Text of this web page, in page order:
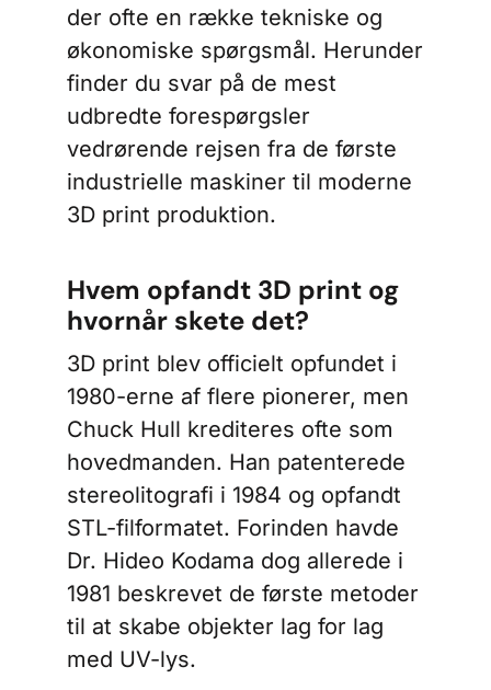
der ofte en række tekniske og
økonomiske spørgsmål. Herunder
finder du svar på de mest
udbredte forespørgsler
vedrørende rejsen fra de første
industrielle maskiner til moderne
3D print produktion.
Hvem opfandt 3D print og
hvornår skete det?
3D print blev officielt opfundet i
1980-erne af flere pionerer, men
Chuck Hull krediteres ofte som
hovedmanden. Han patenterede
stereolitografi i 1984 og opfandt
STL-filformatet. Forinden havde
Dr. Hideo Kodama dog allerede i
1981 beskrevet de første metoder
til at skabe objekter lag for lag
med UV-lys.